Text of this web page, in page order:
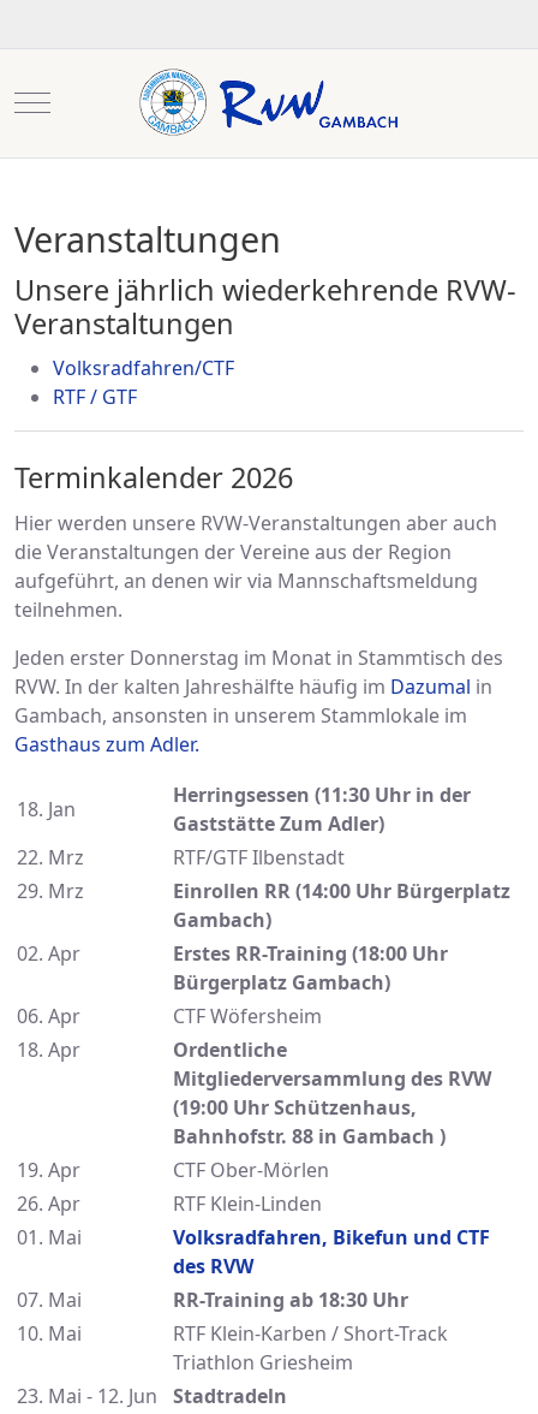
Mobile Menu Toggle
Veranstaltungen
Unsere jährlich wiederkehrende RVW-
Veranstaltungen
Volksradfahren/CTF
RTF / GTF
Terminkalender 2026
Hier werden unsere RVW-Veranstaltungen aber auch
die Veranstaltungen der Vereine aus der Region
aufgeführt, an denen wir via Mannschaftsmeldung
teilnehmen.
Jeden erster Donnerstag im Monat in Stammtisch des
RVW. In der kalten Jahreshälfte häufig im Dazumal in
Gambach, ansonsten in unserem Stammlokale im
Gasthaus zum Adler.
18. Jan
Herringsessen (11:30 Uhr in der
Gaststätte Zum Adler)
22. Mrz
RTF/GTF Ilbenstadt
29. Mrz
Einrollen RR (14:00 Uhr Bürgerplatz
Gambach)
02. Apr
Erstes RR-Training (18:00 Uhr
Bürgerplatz Gambach)
06. Apr
CTF Wöfersheim
18. Apr
Ordentliche
Mitgliederversammlung des RVW
(19:00 Uhr Schützenhaus,
Bahnhofstr. 88 in Gambach )
19. Apr
CTF Ober-Mörlen
26. Apr
RTF Klein-Linden
01. Mai
Volksradfahren, Bikefun und CTF
des RVW
07. Mai
RR-Training ab 18:30 Uhr
10. Mai
RTF Klein-Karben / Short-Track
Triathlon Griesheim
23. Mai - 12. Jun
Stadtradeln